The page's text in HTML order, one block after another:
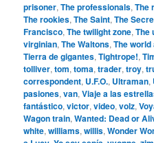
prisoner,The professionals,The
The rookies,The Saint,The
Francisco,The twilight zone,The
virginian,The Waltons,The world
Tierra de gigantes,Tightrope!,
tolliver,tom,toma,trader,troy,
correspondent, U.F.O., Ultraman,
pasiones,van,Viaje a las
fantástico,victor,video,volz,
Wagon train,Wanted: Dead or
white,williams,willis,Wonder